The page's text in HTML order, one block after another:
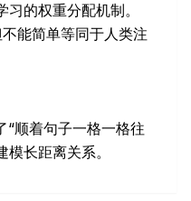
的权重分配机制。
能简单等同于人类注
顺着句子一格一格往
长距离关系。